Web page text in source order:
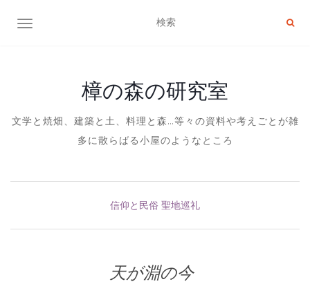
ナビゲーション切り替え
樟の森の研究室
文学と焼畑、建築と土、料理と森…等々の資料や考えごとが雑
多に散らばる小屋のようなところ
信仰と民俗 聖地巡礼
天が淵の今